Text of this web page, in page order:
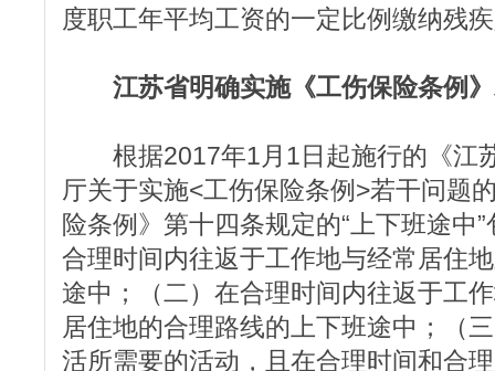
度职工年平均工资的一定比例缴纳残
江苏省明确实施《工伤保险条例
根据2017年1月1日起施行的《江
厅关于实施<工伤保险条例>若干问题
险条例》第十四条规定的“上下班途中
合理时间内往返于工作地与经常居住
途中；（二）在合理时间内往返于工
居住地的合理路线的上下班途中；（
活所需要的活动，且在合理时间和合